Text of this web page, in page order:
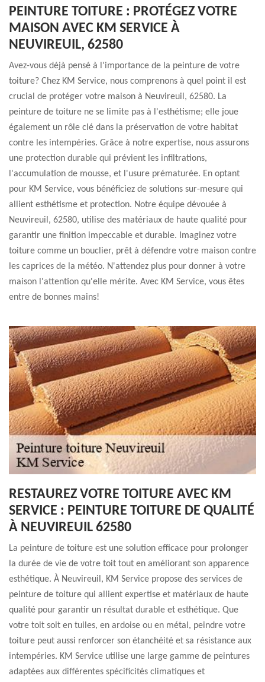
PEINTURE TOITURE : PROTÉGEZ VOTRE
MAISON AVEC KM SERVICE À
NEUVIREUIL, 62580
Avez-vous déjà pensé à l'importance de la peinture de votre
toiture? Chez KM Service, nous comprenons à quel point il est
crucial de protéger votre maison à Neuvireuil, 62580. La
peinture de toiture ne se limite pas à l'esthétisme; elle joue
également un rôle clé dans la préservation de votre habitat
contre les intempéries. Grâce à notre expertise, nous assurons
une protection durable qui prévient les infiltrations,
l'accumulation de mousse, et l'usure prématurée. En optant
pour KM Service, vous bénéficiez de solutions sur-mesure qui
allient esthétisme et protection. Notre équipe dévouée à
Neuvireuil, 62580, utilise des matériaux de haute qualité pour
garantir une finition impeccable et durable. Imaginez votre
toiture comme un bouclier, prêt à défendre votre maison contre
les caprices de la météo. N'attendez plus pour donner à votre
maison l'attention qu'elle mérite. Avec KM Service, vous êtes
entre de bonnes mains!
RESTAUREZ VOTRE TOITURE AVEC KM
SERVICE : PEINTURE TOITURE DE QUALITÉ
À NEUVIREUIL 62580
La peinture de toiture est une solution efficace pour prolonger
la durée de vie de votre toit tout en améliorant son apparence
esthétique. À Neuvireuil, KM Service propose des services de
peinture de toiture qui allient expertise et matériaux de haute
qualité pour garantir un résultat durable et esthétique. Que
votre toit soit en tuiles, en ardoise ou en métal, peindre votre
toiture peut aussi renforcer son étanchéité et sa résistance aux
intempéries. KM Service utilise une large gamme de peintures
adaptées aux différentes spécificités climatiques et